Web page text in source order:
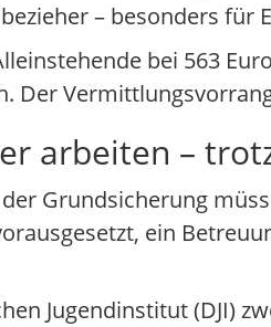
– besonders für
bei 563
Der
arbeiten –
Grundsicherung
ein
Jugendinstitut (DJI)